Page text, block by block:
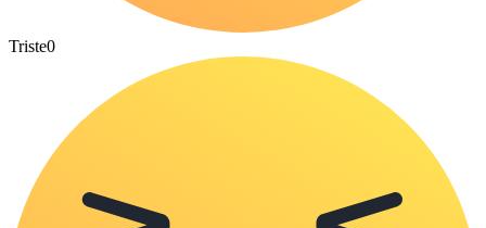
Triste0